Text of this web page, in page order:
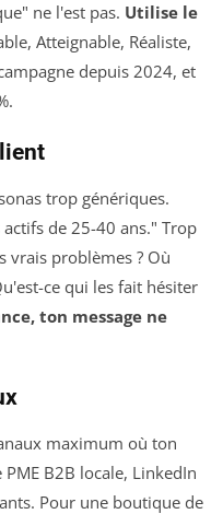
ne l'est pas. Utilise le
Atteignable, Réaliste,
depuis 2024, et
trop génériques.
de 25-40 ans." Trop
vrais problèmes ? Où
ce qui les fait hésiter
ton message ne
maximum où ton
B2B locale, LinkedIn
Pour une boutique de